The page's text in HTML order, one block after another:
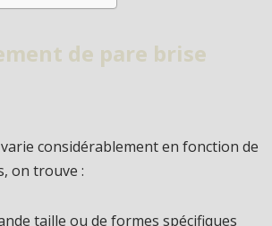
de pare brise
varie considérablement en fonction de
on trouve :
taille ou de formes spécifiques